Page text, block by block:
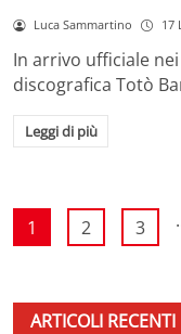
Luca Sammartino 17
In arrivo ufficiale
discografica Totò
Leggi di più
1 2 3
ARTICOLI RECENTI